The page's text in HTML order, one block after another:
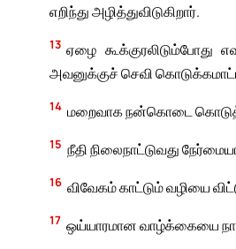
எறிந்து அழித்துவிடுகிறார்.
13 ஏழை
அவனுக்குச் செவி
14 மறைவாக நன்கொடை
15 நீதி நிலைநாட்டுவது
16 விவேகம் காட்டும் வழியை
17 ஒய்யாரமான வாழ்க்கையை